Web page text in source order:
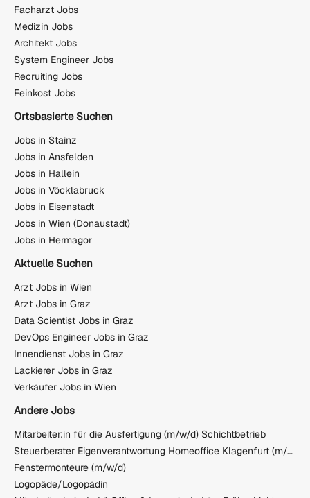
Facharzt Jobs
Medizin Jobs
Architekt Jobs
System Engineer Jobs
Recruiting Jobs
Feinkost Jobs
Ortsbasierte Suchen
Jobs in Stainz
Jobs in Ansfelden
Jobs in Hallein
Jobs in Vöcklabruck
Jobs in Eisenstadt
Jobs in Wien (Donaustadt)
Jobs in Hermagor
Aktuelle Suchen
Arzt Jobs in Wien
Arzt Jobs in Graz
Data Scientist Jobs in Graz
DevOps Engineer Jobs in Graz
Innendienst Jobs in Graz
Lackierer Jobs in Graz
Verkäufer Jobs in Wien
Andere Jobs
Mitarbeiter:in für die Ausfertigung (m/w/d) Schichtbetrieb
Steuerberater Eigenverantwortung Homeoffice Klagenfurt (m/w/d) Ort:
Fenstermonteure (m/w/d)
Logopäde/Logopädin